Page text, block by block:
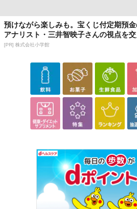
預けながら楽しみも。宝くじ付定期預
アナリスト・三井智映子さんの視点を
[PR] 株式会社小学館